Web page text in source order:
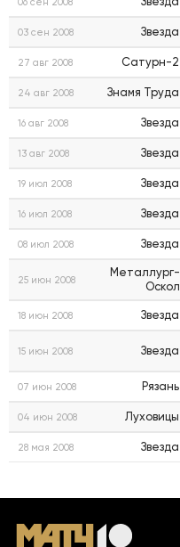
03 сен 2008 Звезда
27 авг 2008 Сатурн-2
24 авг 2008 Знамя Труда
16 авг 2008 Звезда
13 авг 2008 Звезда
19 июл 2008 Звезда
16 июл 2008 Звезда
08 июл 2008 Звезда
25 июн 2008
Металлург-
Оскол
18 июн 2008 Звезда
15 июн 2008 Звезда
07 июн 2008 Рязань
04 июн 2008 Луховицы
28 мая 2008 Звезда